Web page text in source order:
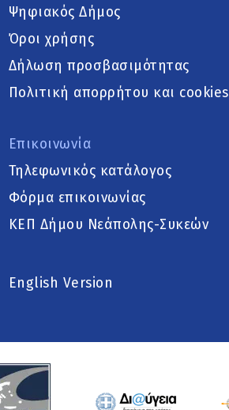
Ψηφιακός Δήμος
Όροι χρήσης
Δήλωση προσβασιμότητας
Πολιτική απορρήτου και cookies
Επικοινωνία
Τηλεφωνικός κατάλογος
Φόρμα επικοινωνίας
ΚΕΠ Δήμου Νεάπολης-Συκεών
English Version